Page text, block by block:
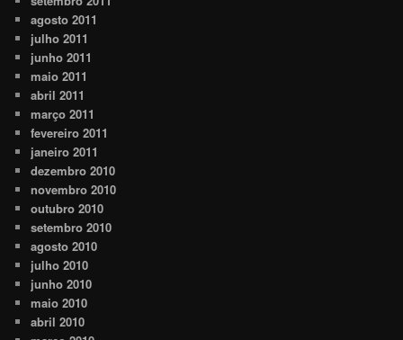
agosto 2011
julho 2011
junho 2011
maio 2011
abril 2011
março 2011
fevereiro 2011
janeiro 2011
dezembro 2010
novembro 2010
outubro 2010
setembro 2010
agosto 2010
julho 2010
junho 2010
maio 2010
abril 2010